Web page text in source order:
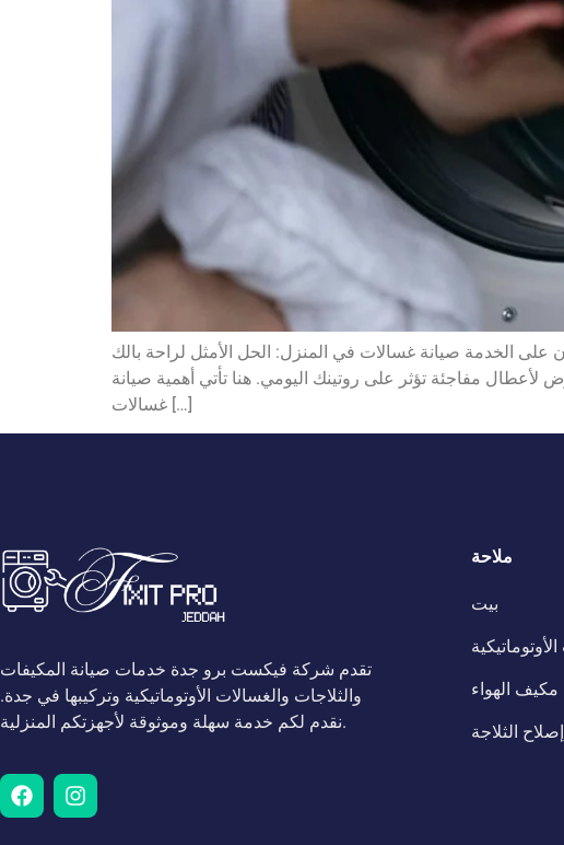
الخدمة صيانة غسالات في المنزل: الحل الأمثل لراحة بالك
لأعطال مفاجئة تؤثر على روتينك اليومي. هنا تأتي أهمية صيانة
غسالات […]
تقدم شركة فيكست برو جدة خدمات صيانة المكيفات
والثلاجات والغسالات الأوتوماتيكية وتركيبها في جدة.
نقدم لكم خدمة سهلة وموثوقة لأجهزتكم المنزلية.
ملاحة
بيت
مكيف الهواء
إصلاح الثلاجة